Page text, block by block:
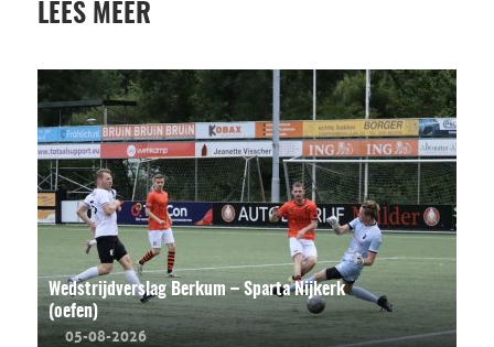
LEES MEER
Wedstrijdverslag Berkum – Sparta Nijkerk
(oefen)
05-08-2026